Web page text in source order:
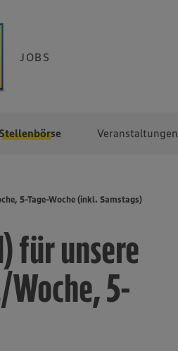
JOBS
Stellenbörse Veranstaltungen
Selbstständig mit EDEKA
5-Tage-Woche (inkl. Samstags)
für unsere
5-